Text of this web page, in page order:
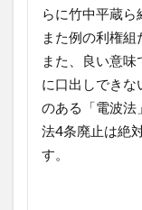
らに竹中平蔵ら
また例の利権組
また、良い意
に口出しできな
のある「電波法
法4条廃止は絶
す。